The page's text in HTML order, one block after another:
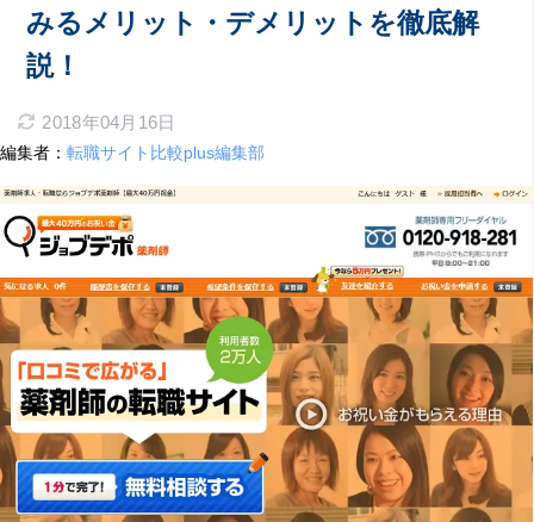
みるメリット・デメリットを徹底解
説！
2018年04月16日
編集者： 転職サイト比較plus編集部